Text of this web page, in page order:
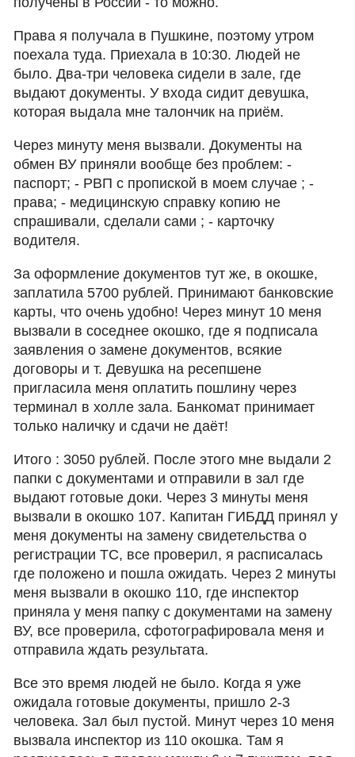
Права я получала в Пушкине, поэтому утром
поехала туда. Приехала в 10:30. Людей не
было. Два-три человека сидели в зале, где
выдают документы. У входа сидит девушка,
которая выдала мне талончик на приём.
Через минуту меня вызвали. Документы на
обмен ВУ приняли вообще без проблем: -
паспорт; - РВП с пропиской в моем случае ; -
права; - медицинскую справку копию не
спрашивали, сделали сами ; - карточку
водителя.
За оформление документов тут же, в окошке,
заплатила 5700 рублей. Принимают банковские
карты, что очень удобно! Через минут 10 меня
вызвали в соседнее окошко, где я подписала
заявления о замене документов, всякие
договоры и т. Девушка на ресепшене
пригласила меня оплатить пошлину через
терминал в холле зала. Банкомат принимает
только наличку и сдачи не даёт!
Итого : 3050 рублей. После этого мне выдали 2
папки с документами и отправили в зал где
выдают готовые доки. Через 3 минуты меня
вызвали в окошко 107. Капитан ГИБДД принял у
меня документы на замену свидетельства о
регистрации ТС, все проверил, я расписалась
где положено и пошла ожидать. Через 2 минуты
меня вызвали в окошко 110, где инспектор
приняла у меня папку с документами на замену
ВУ, все проверила, сфотографировала меня и
отправила ждать результата.
Все это время людей не было. Когда я уже
ожидала готовые документы, пришло 2-3
человека. Зал был пустой. Минут через 10 меня
вызвала инспектор из 110 окошка. Там я